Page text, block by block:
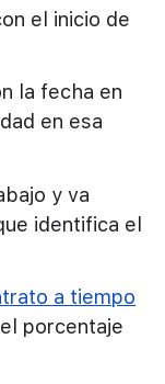
el inicio de
la fecha en
en esa
y va
identifica el
a tiempo
porcentaje